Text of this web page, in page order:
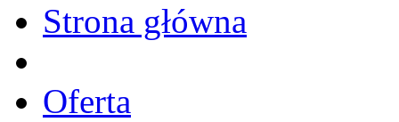
Strona główna
Oferta